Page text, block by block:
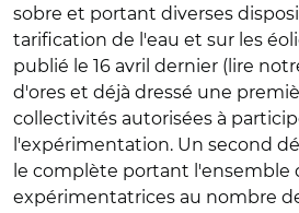
sobre et portant diverses
tarification de l'eau et sur les
publié le 16 avril dernier (lire
d'ores et déjà dressé une
collectivités autorisées à
l'expérimentation. Un second
le complète portant l'ensemble
expérimentatrices au nombre